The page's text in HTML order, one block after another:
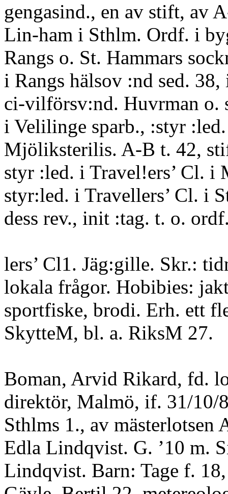
gengasind., en av stift, av
Lin-ham i Sthlm. Ordf. i
Rangs o. St. Hammars
i Rangs hälsov :nd sed. 38,
ci-vilförsv:nd. Huvrman o.
i Velilinge sparb., :styr
Mjöliksterilis. A-B t. 42,
styr :led. i Travel!ers’ Cl. i
styr:led. i Travellers’ Cl. i
dess rev., init :tag. t. o.
lers’ Cl1. Jäg:gille. Skr.:
lokala frågor. Hobibies:
sportfiske, brodi. Erh. ett
SkytteM, bl. a. RiksM 27.
Boman, Arvid Rikard, fd.
direktör, Malmö, if. 31/10/
Sthlms 1., av mästerlotsen
Edla Lindqvist. G. ’10 m.
Lindqvist. Barn: Tage f.